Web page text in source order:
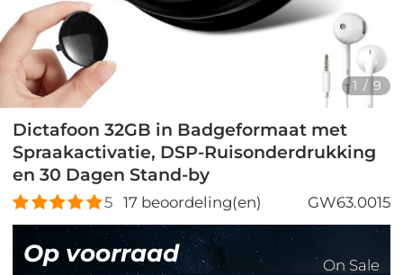
1 / 9
Dictafoon 32GB in Badgeformaat met
Spraakactivatie, DSP-Ruisonderdrukking
en 30 Dagen Stand-by
5 17 beoordeling(en) GW63.0015
Op voorraad On Sale